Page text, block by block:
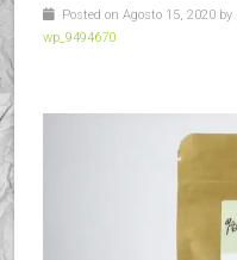
Posted on Agosto 15, 2020 by
wp_9494670